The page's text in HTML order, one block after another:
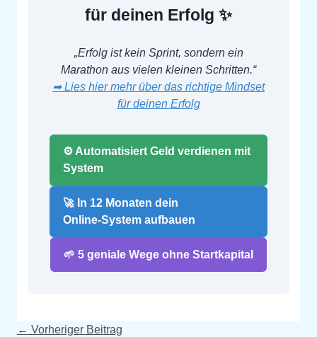
für deinen Erfolg ✨
„Erfolg ist kein Sprint, sondern ein
Marathon aus vielen kleinen Schritten.“
➡ Lies hier mehr über das richtige Mindset
für deinen Erfolg
⚙️ Automatisiert Geld verdienen mit
System
🚀 In 12 Monaten dein
Online‑System aufbauen
🌱 5 geniale Wege ohne Startkapital
← Vorheriger Beitrag